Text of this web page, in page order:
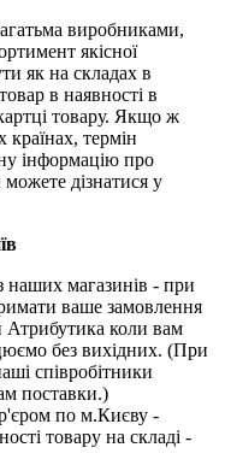
виробниками,
якісної
як на складах в
в наявності в
товару. Якщо ж
країнах, термін
інформацію про
дізнатися у
наших магазинів - при
ваше замовлення
Атрибутика коли вам
без вихідних. (При
співробітники
поставки.)
по м.Києву -
товару на складі -